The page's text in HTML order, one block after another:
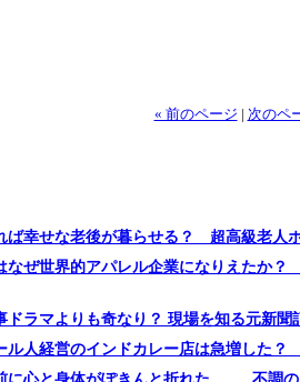
« 前のページ | 次のペ
ば幸せな老後が暮らせる？ 超高級老人
なぜ世界的アパレル企業になりえたか
ドラマよりも奇なり？ 現場を知る元新聞
ル人経営のインドカレー店は急増した